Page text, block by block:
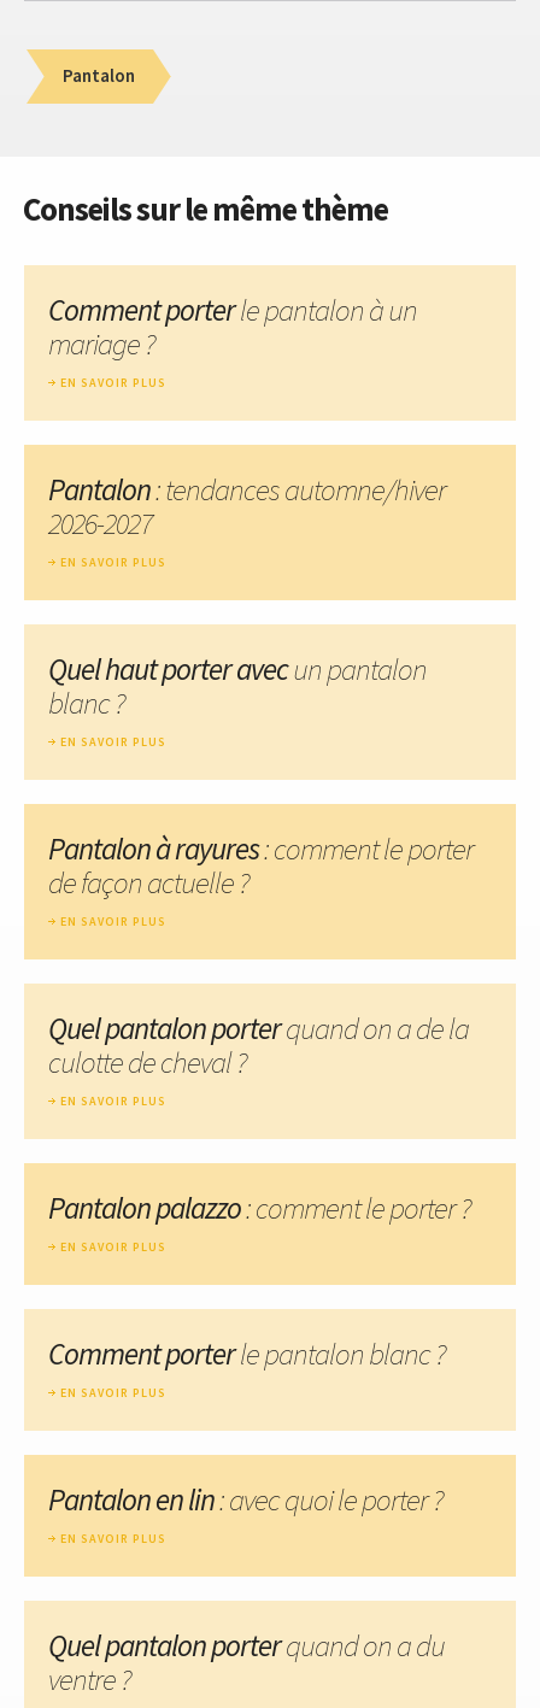
Pantalon
Conseils sur le même thème
Comment porterle pantalon à un
mariage ?
EN SAVOIR PLUS
Pantalon: tendances automne/hiver
2026-2027
EN SAVOIR PLUS
Quel haut porter avecun pantalon
blanc ?
EN SAVOIR PLUS
Pantalon à rayures: comment le porter
de façon actuelle ?
EN SAVOIR PLUS
Quel pantalon porterquand on a de la
culotte de cheval ?
EN SAVOIR PLUS
Pantalon palazzo: comment le porter ?
EN SAVOIR PLUS
Comment porterle pantalon blanc ?
EN SAVOIR PLUS
Pantalon en lin: avec quoi le porter ?
EN SAVOIR PLUS
Quel pantalon porterquand on a du
ventre ?